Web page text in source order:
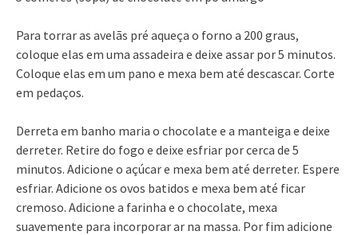
Para torrar as avelãs pré aqueça o forno a 200 graus,
coloque elas em uma assadeira e deixe assar por 5 minutos.
Coloque elas em um pano e mexa bem até descascar. Corte
em pedaços.
Derreta em banho maria o chocolate e a manteiga e deixe
derreter. Retire do fogo e deixe esfriar por cerca de 5
minutos. Adicione o açúcar e mexa bem até derreter. Espere
esfriar. Adicione os ovos batidos e mexa bem até ficar
cremoso. Adicione a farinha e o chocolate, mexa
suavemente para incorporar ar na massa. Por fim adicione